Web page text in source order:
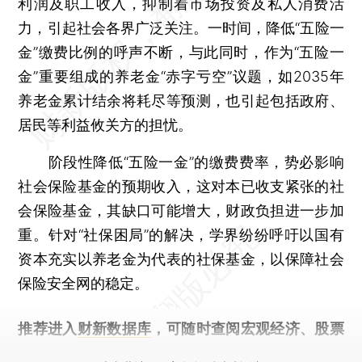
利润及职工收入，抑制着市场投资及私人消费活
力，引起社会各界广泛关注。一时间，降低“五险一
金”缴费比例的呼声不断，与此同时，作为“五险一
金”重要组成的养老金“赤字亏空”议题，如2035年
养老金累计结余将耗尽等预测，也引起包括政府、
居民等利益攸关方的担忧。
阶段性降低“五险一金”的缴费费率，势必影响
社会保险基金的预期收入，这对本已收支紧张的社
会保险基金，其缺口可能增大，财政负担进一步加
重。针对“社保困局”的解决，学界纷纷呼吁以国有
资本充实以养老金为代表的社保基金，以保障社会
保险安全网的稳定。
推荐进入 财新数据库 ，可随时查阅宏观经济、股票